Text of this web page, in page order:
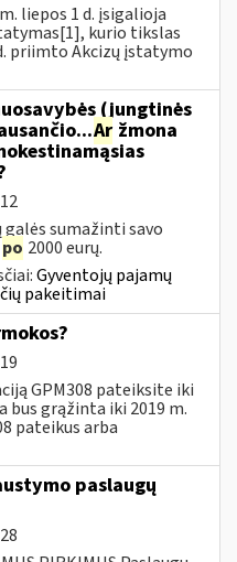
m. liepos 1 d. įsigalioja
kurio tikslas
priimto Akcizų įstatymo
(jungtinės
Ar žmona
sumažinti savo
po 2000 eurų.
Gyventojų pajamų
pakeitimai
GPM308 pateiksite iki
bus grąžinta iki 2019 m.
pateikus arba
paslaugų